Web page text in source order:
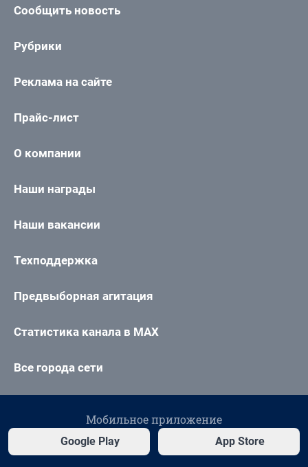
Сообщить новость
Рубрики
Реклама на сайте
Прайс-лист
О компании
Наши награды
Наши вакансии
Техподдержка
Предвыборная агитация
Статистика канала в MAX
Все города сети
Мобильное приложение
Google Play App Store